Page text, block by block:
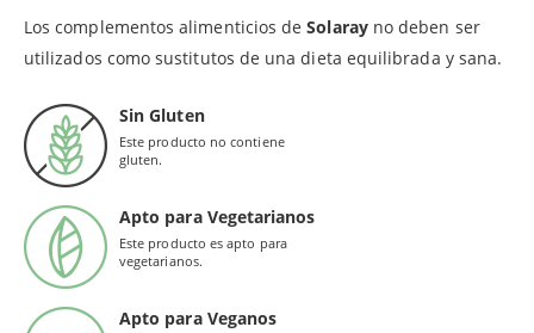
Los complementos alimenticios deSolarayno deben ser
utilizados como sustitutos de una dieta equilibrada y sana.
Sin Gluten
Este producto no contiene
gluten.
Apto para Vegetarianos
Este producto es apto para
vegetarianos.
Apto para Veganos